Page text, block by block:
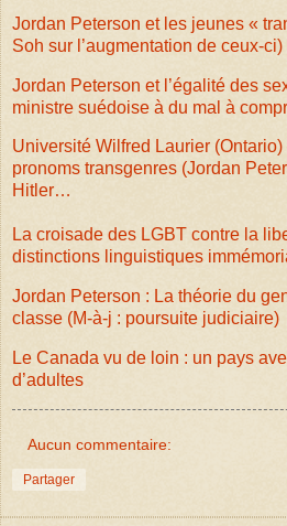
Jordan Peterson et les jeunes «
Soh sur l’augmentation de ceux-ci)
Jordan Peterson et l’égalité des
ministre suédoise à du mal à
Université Wilfred Laurier
pronoms transgenres (Jordan
Hitler…
La croisade des LGBT contre la
distinctions linguistiques
Jordan Peterson : La théorie du
classe (M-à-j : poursuite judiciaire)
Le Canada vu de loin : un pays
d’adultes
Aucun commentaire:
Partager